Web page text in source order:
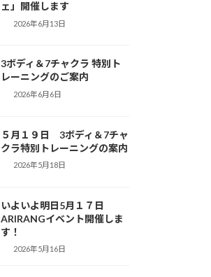
ェ」開催します
2026年6月13日
3ボディ＆7チャクラ 特別ト
レーニングのご案内
2026年6月6日
５月１９日 3ボディ＆7チャ
クラ特別トレーニングの案内
2026年5月18日
いよいよ明日5月１７日
ARIRANGイベント開催しま
す！
2026年5月16日